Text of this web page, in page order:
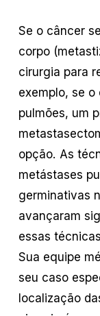
Se o câncer
corpo
cirurgia para
exemplo, se o
pulmões, um
opção. As
metástases
germinativas
avançaram
essas
Sua equipe
seu caso
localização